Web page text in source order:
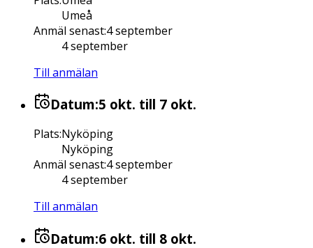
Umeå
Anmäl senast:4 september
4 september
Till anmälan
Datum:5 okt. till 7 okt.
Plats:Nyköping
Nyköping
Anmäl senast:4 september
4 september
Till anmälan
Datum:6 okt. till 8 okt.